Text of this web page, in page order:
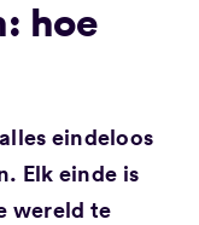
hoe
eindeloos
Elk einde is
wereld te